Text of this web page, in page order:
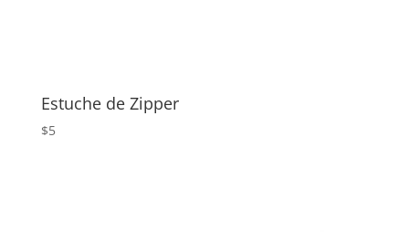
Estuche de Zipper
$5